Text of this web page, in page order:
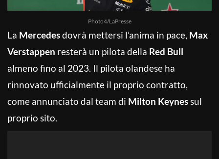
Photo4/LaPresse
La Mercedesdovrà mettersi l’anima in pace, Max
Verstappen resterà un pilota della Red Bull
almeno fino al 2023. Il pilota olandese ha
rinnovato ufficialmente il proprio contratto,
come annunciato dal team di Milton Keynessul
proprio sito.